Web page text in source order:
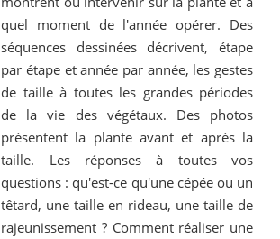
quel moment de l'année opérer. Des
séquences dessinées décrivent, étape
par étape et année par année, les gestes
de taille à toutes les grandes périodes
de la vie des végétaux. Des photos
présentent la plante avant et après la
taille. Les réponses à toutes vos
questions : qu'est-ce qu'une cépée ou un
têtard, une taille en rideau, une taille de
rajeunissement ? Comment réaliser une